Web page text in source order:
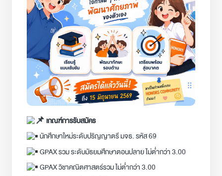
เกณฑ์การรับสมัคร
นักศึกษาใหม่ระดับปริญญาตรี มจธ. รหัส 69
GPAX รวม ระดับมัธยมศึกษาตอนปลาย ไม่ต่ำกว่า 3.00
GPAX วิชาคณิตศาสตร์รวม ไม่ต่ำกว่า 3.00